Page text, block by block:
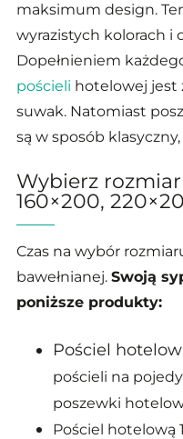
maksimum design.
wyrazistych kolorach i
Dopełnieniem
pościeli hotelowej jest
suwak. Natomiast
są w sposób
Wybierz
160×200,
Czas na wybór
bawełnianej. Swoją
poniższe produkty:
Pościel
pościeli na
poszewki
Pościel hotelową